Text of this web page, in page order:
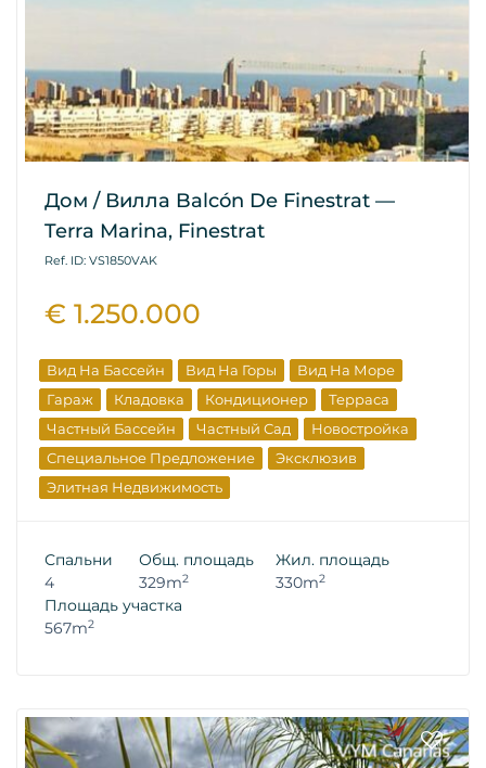
Дом / Вилла Balcón De Finestrat —
Terra Marina, Finestrat
Ref. ID: VS1850VAK
€ 1.250.000
Вид На Бассейн Вид На Горы
Вид На Море
Гараж
Кладовка Кондиционер
Терраса
Частный Бассейн
Частный Сад
Новостройка
Специальное Предложение
Эксклюзив
Элитная Недвижимость
Спальни
4
Общ. площадь
329m2
Жил. площадь
330m2
Площадь участка
567m2